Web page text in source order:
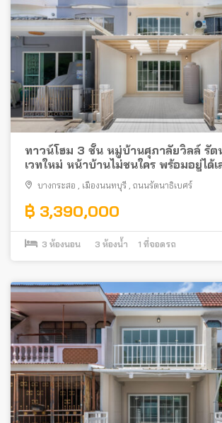
ทาวน์โฮม 3 ชั้น หมู่บ้านศุภาลัยวิลล์ รัต
เวทใหม่ หน้าบ้านไม่ชนใคร พร้อมอยู่ได้
รัตนาธิเบศร์ ใกล้รถไฟฟ้า
บางกระสอ , เมืองนนทบุรี , ถนนรัตนาธิเบศร์
฿ 3,390,000
3 ห้องนอน 3 ห้องน้ำ 1 ที่จอดรถ